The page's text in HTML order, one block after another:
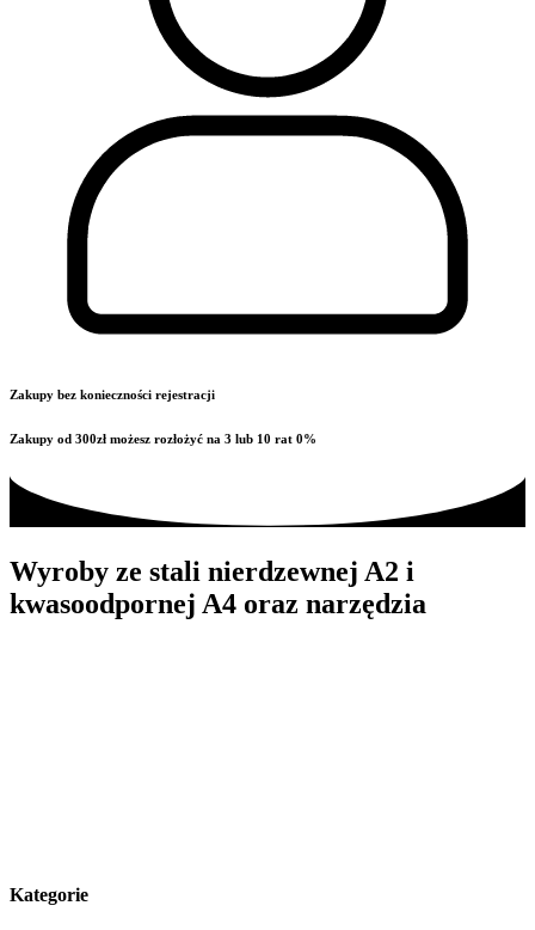
Zakupy bez konieczności rejestracji
Zakupy od 300zł możesz rozłożyć na 3 lub 10 rat 0%
Wyroby ze stali nierdzewnej A2 i
kwasoodpornej A4 oraz narzędzia
Kategorie